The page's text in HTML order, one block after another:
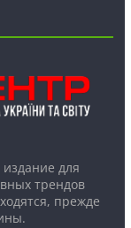
для
трендов
прежде